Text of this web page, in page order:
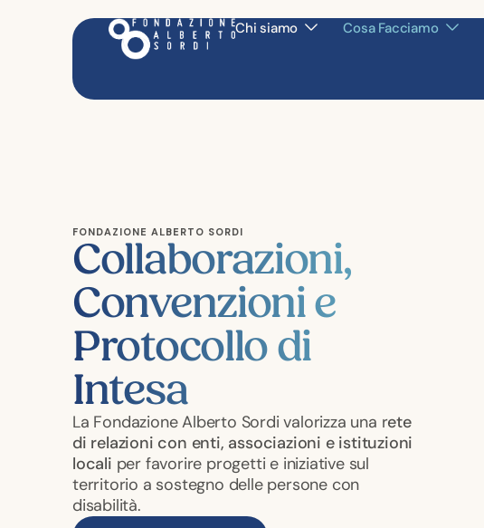
Chi siamo Cosa Facciamo
FONDAZIONE ALBERTO SORDI
Collaborazioni,
Convenzioni e
Protocollo di
Intesa
La Fondazione Alberto Sordi valorizza una rete
di relazioni con enti, associazioni e istituzioni
locali per favorire progetti e iniziative sul
territorio a sostegno delle persone con
disabilità.